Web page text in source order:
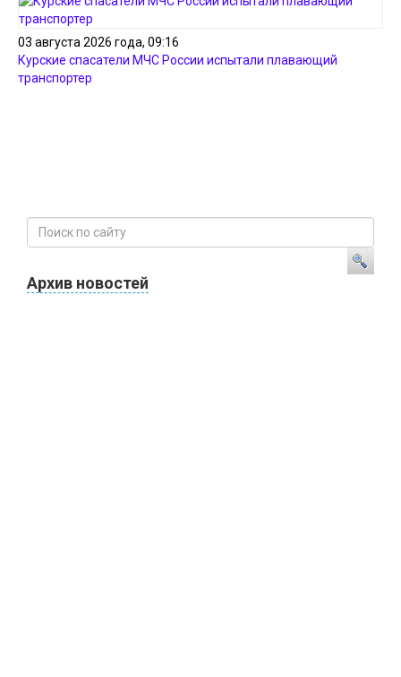
03 августа 2026 года, 09:16
Курские спасатели МЧС России испытали плавающий
транспортер
Архив новостей